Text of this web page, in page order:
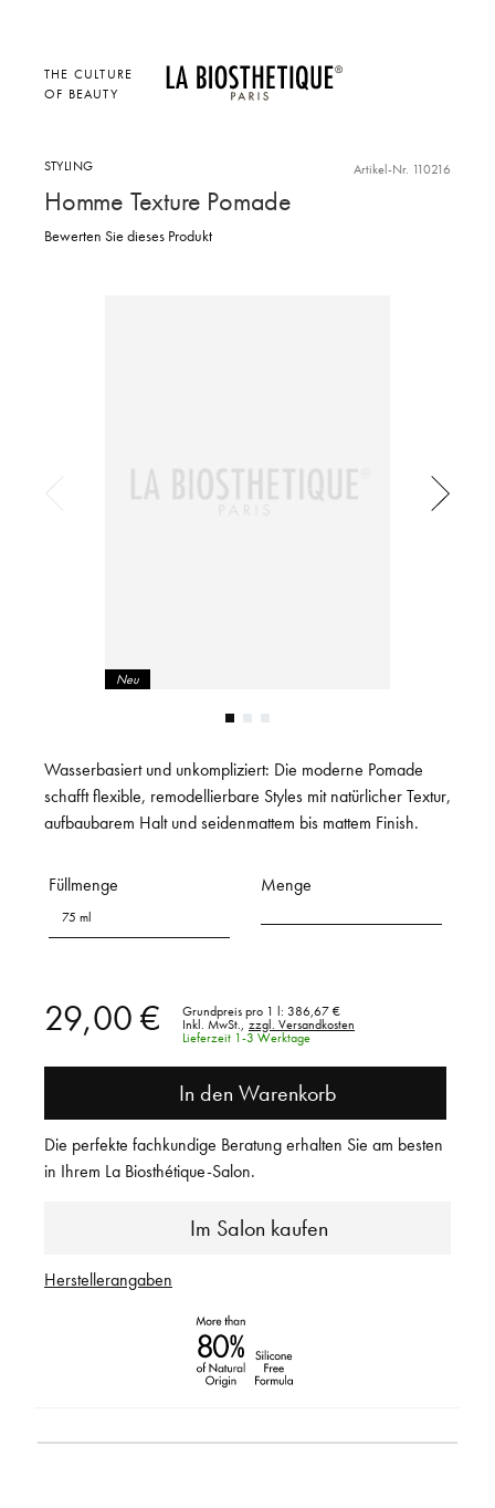
THE CULTURE
OF BEAUTY
STYLING Artikel-Nr. 110216
Homme Texture Pomade
Bewerten Sie dieses Produkt
Neu
Wasserbasiert und unkompliziert: Die moderne Pomade
schafft flexible, remodellierbare Styles mit natürlicher Textur,
aufbaubarem Halt und seidenmattem bis mattem Finish.
Füllmenge
75 ml
Menge
29,00 € Grundpreis pro 1 l: 386,67 €
Inkl. MwSt.,
zzgl. Versandkosten
Lieferzeit 1-3 Werktage
In den Warenkorb
Im Salon kaufen
Die perfekte fachkundige Beratung erhalten Sie am besten
in Ihrem La Biosthétique-Salon.
Herstellerangaben